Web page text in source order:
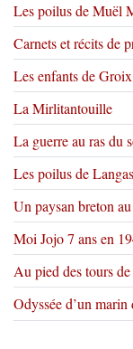
Les poilus de Muël
Carnets et récits de
Les enfants de
La Mirlitantouille
La guerre au ras du
Les poilus de
Un paysan breton
Moi Jojo 7 ans en
Au pied des tours
Odyssée d’un